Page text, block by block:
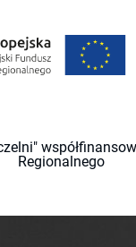
Regionalnego